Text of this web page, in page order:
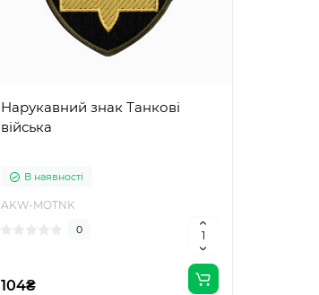
Нарукавний знак Танкові
війська
В наявності
AKW-MOTNK
0
104₴